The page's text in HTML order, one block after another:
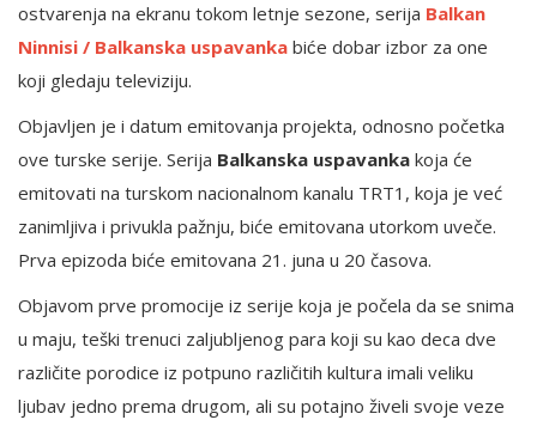
ostvarenja na ekranu tokom letnje sezone, serija Balkan
Ninnisi / Balkanska uspavanka biće dobar izbor za one
koji gledaju televiziju.
Objavljen je i datum emitovanja projekta, odnosno početka
ove turske serije. Serija Balkanska uspavanka koja će
emitovati na turskom nacionalnom kanalu TRT1, koja je već
zanimljiva i privukla pažnju, biće emitovana utorkom uveče.
Prva epizoda biće emitovana 21. juna u 20 časova.
Objavom prve promocije iz serije koja je počela da se snima
u maju, teški trenuci zaljubljenog para koji su kao deca dve
različite porodice iz potpuno različitih kultura imali veliku
ljubav jedno prema drugom, ali su potajno živeli svoje veze